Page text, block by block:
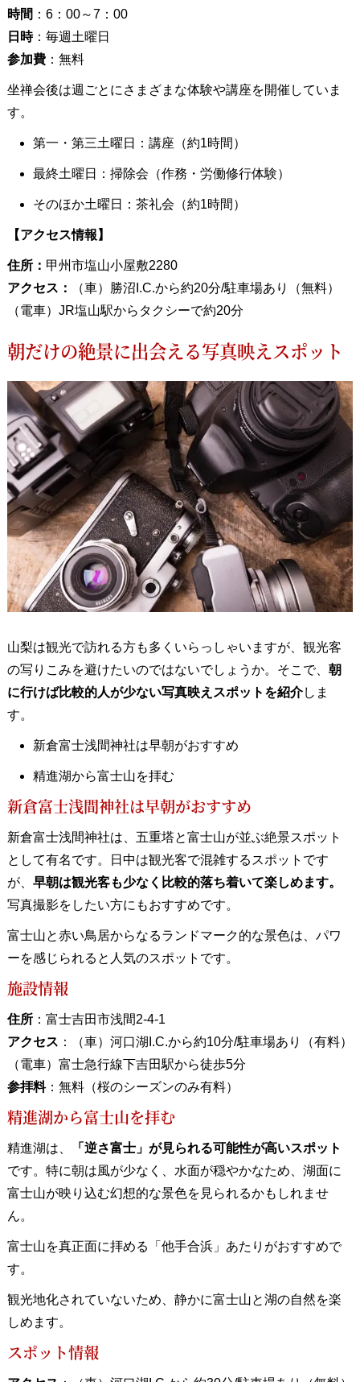
時間 ：6：00～7：00
日時：毎週土曜日
参加費：無料
坐禅会後は週ごとにさまざまな体験や講座を開催していま
す。
第一・第三土曜日：講座（約1時間）
最終土曜日：掃除会（作務・労働修行体験）
そのほか土曜日：茶礼会（約1時間）
【アクセス情報】
住所： 甲州市塩山小屋敷2280
アクセス：
（車）勝沼I.C.から約20分/駐車場あり（無料）
（電車）JR塩山駅からタクシーで約20分
朝だけの絶景に出会える写真映えスポット
山梨は観光で訪れる方も多くいらっしゃいますが、観光客
の写りこみを避けたいのではないでしょうか。そこで、 朝
に行けば比較的人が少ない写真映えスポットを紹介しま
す。
新倉富士浅間神社は早朝がおすすめ
精進湖から富士山を拝む
新倉富士浅間神社は早朝がおすすめ
新倉富士浅間神社は、五重塔と富士山が並ぶ絶景スポット
として有名です。日中は観光客で混雑するスポットです
が、 早朝は観光客も少なく比較的落ち着いて楽しめます。
写真撮影をしたい方にもおすすめです。
富士山と赤い鳥居からなるランドマーク的な景色は、パワ
ーを感じられると人気のスポットです。
施設情報
住所：富士吉田市浅間2-4-1
アクセス ：（車）河口湖I.C.から約10分/駐車場あり（有料）
（電車）富士急行線下吉田駅から徒歩5分
参拝料：無料（桜のシーズンのみ有料）
精進湖から富士山を拝む
精進湖は、
「逆さ富士」が見られる可能性が高いスポット
です。特に朝は風が少なく、水面が穏やかなため、湖面に
富士山が映り込む幻想的な景色を見られるかもしれませ
ん。
富士山を真正面に拝める「他手合浜」あたりがおすすめで
す。
観光地化されていないため、静かに富士山と湖の自然を楽
しめます。
スポット情報